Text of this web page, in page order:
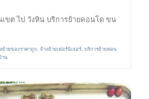
ขต ไป วังหิน บริการย้ายคอนโด ขน
ย้ายของราคาถูก จ้างย้ายเฟอร์นิเจอร์ บริการย้ายคอน
าน